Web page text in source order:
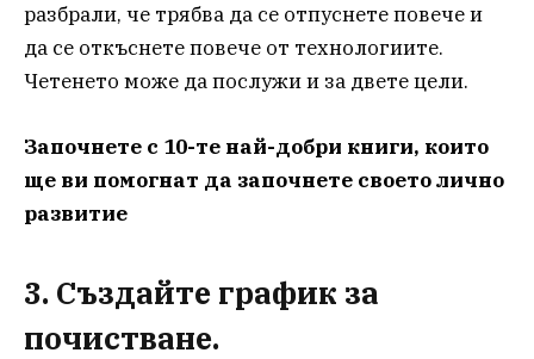
разбрали, че трябва да се отпуснете повече и
да се откъснете повече от технологиите.
Четенето може да послужи и за двете цели.
Започнете с 10-те най-добри книги, които
ще ви помогнат да започнете своето лично
развитие
3. Създайте график за
почистване.